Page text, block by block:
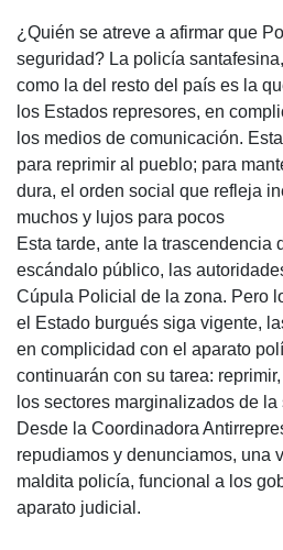
¿Quién se atreve a afirmar que
seguridad? La policía
como la del resto del país es la
los Estados represores, en
los medios de comunicación.
para reprimir al pueblo; para
dura, el orden social que refleja
muchos y lujos para pocos
Esta tarde, ante la trascendencia
escándalo público, las
Cúpula Policial de la zona. Pero
el Estado burgués siga vigente,
en complicidad con el aparato
continuarán con su tarea:
los sectores marginalizados de la
Desde la Coordinadora
repudiamos y denunciamos, una
maldita policía, funcional a los
aparato judicial.